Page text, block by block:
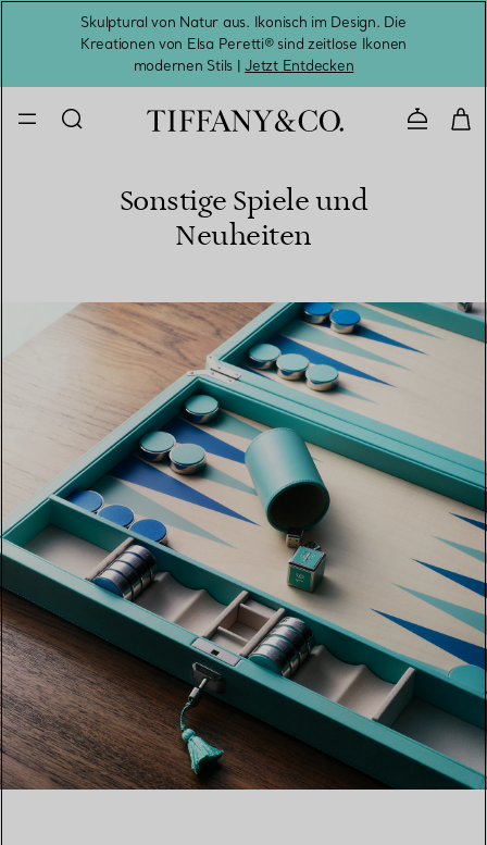
Skulptural von Natur aus. Ikonisch im Design. Die
Kreationen von Elsa Peretti® sind zeitlose Ikonen
modernen Stils |Jetzt Entdecken
Sonstige Spiele und
Neuheiten